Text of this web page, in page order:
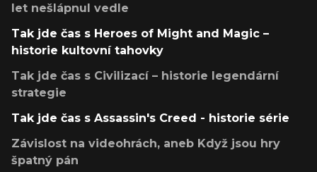
let nešlápnul vedle
Tak jde čas s Heroes of Might and Magic –
historie kultovní tahovky
Tak jde čas s Civilizací – historie legendární
strategie
Tak jde čas s Assassin's Creed - historie série
Závislost na videohrách, aneb Když jsou hry
špatný pán